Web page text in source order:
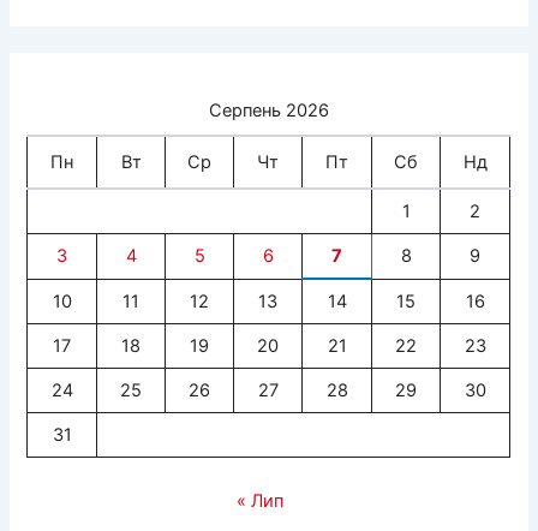
Серпень 2026
Пн Вт Ср Чт Пт Сб Нд
1 2
3 4 5 6 7 8 9
10 11 12 13 14 15 16
17 18 19 20 21 22 23
24 25 26 27 28 29 30
31
« Лип